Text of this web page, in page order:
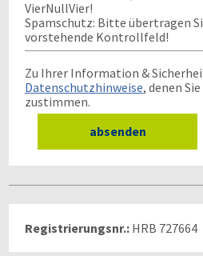
Spamschutz: Bitte übertragen
vorstehende Kontrollfeld!
Zu Ihrer Information &
Datenschutzhinweise, denen
zustimmen.
Registrierungsnr.: HRB 727664